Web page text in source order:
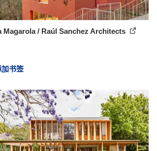
Magarola / Raúl Sanchez Architects
加书签